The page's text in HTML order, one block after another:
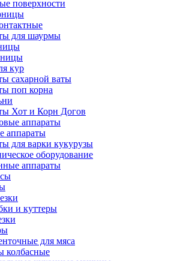
поверхности
для шаурмы
кур
сахарной ваты
поп корна
Хот и Корн Догов
аппараты
аппараты
для варки кукурузы
оборудование
аппараты
и куттеры
для мяса